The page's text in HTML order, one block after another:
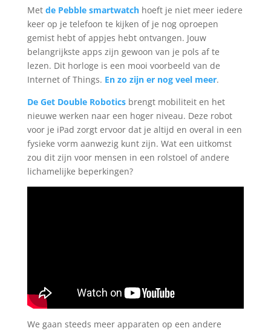
Met de Pebble smartwatchhoeft je niet meer iedere
keer op je telefoon te kijken of je nog oproepen
gemist hebt of appjes hebt ontvangen. Jouw
belangrijkste apps zijn gewoon van je pols af te
lezen. Dit horloge is een mooi voorbeeld van de
Internet of Things. En zo zijn er nog veel meer.
De Get Double Roboticsbrengt mobiliteit en het
nieuwe werken naar een hoger niveau. Deze robot
voor je iPad zorgt ervoor dat je altijd en overal in een
fysieke vorm aanwezig kunt zijn. Wat een uitkomst
zou dit zijn voor mensen in een rolstoel of andere
lichamelijke beperkingen?
We gaan steeds meer apparaten op een andere